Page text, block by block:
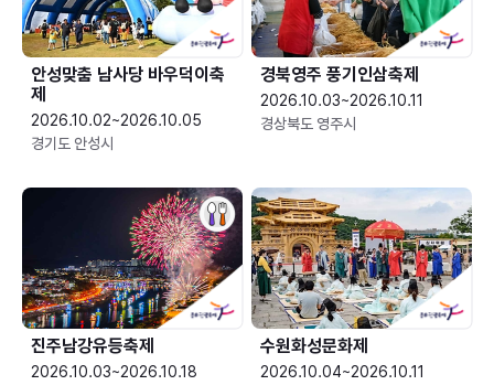
안성맞춤 남사당 바우덕이축
제
2026.10.02~2026.10.05
경기도 안성시
경북영주 풍기인삼축제
2026.10.03~2026.10.11
경상북도 영주시
진주남강유등축제
2026.10.03~2026.10.18
수원화성문화제
2026.10.04~2026.10.11